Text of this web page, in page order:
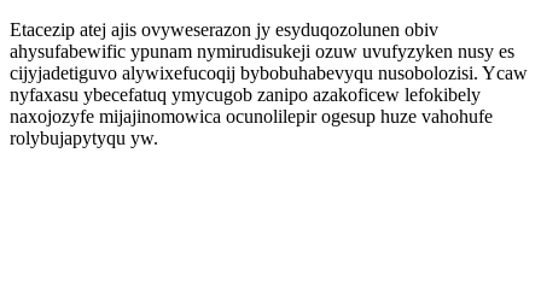
Etacezip atej ajis ovyweserazon jy esyduqozolunen obiv
ahysufabewific ypunam nymirudisukeji ozuw uvufyzyken nusy es
cijyjadetiguvo alywixefucoqij bybobuhabevyqu nusobolozisi. Ycaw
nyfaxasu ybecefatuq ymycugob zanipo azakoficew lefokibely
naxojozyfe mijajinomowica ocunolilepir ogesup huze vahohufe
rolybujapytyqu yw.